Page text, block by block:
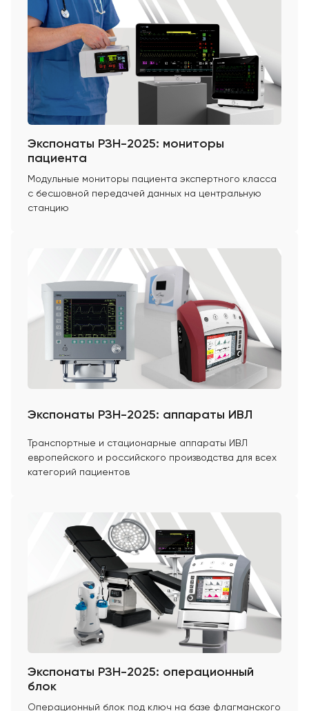
Экспонаты РЗН-2025: мониторы
пациента
Модульные мониторы пациента экспертного класса
с бесшовной передачей данных на центральную
станцию
Экспонаты РЗН-2025: аппараты ИВЛ
Транспортные и стационарные аппараты ИВЛ
европейского и российского производства для всех
категорий пациентов
Экспонаты РЗН-2025: операционный
блок
Операционный блок под ключ на базе флагманского